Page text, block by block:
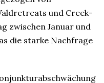
und Creek-
zwischen Januar und
die starke Nachfrage